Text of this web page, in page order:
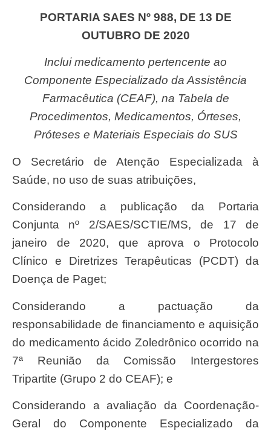
PORTARIA SAES Nº 988, DE 13 DE
OUTUBRO DE 2020
Inclui medicamento pertencente ao
Componente Especializado da Assistência
Farmacêutica (CEAF), na Tabela de
Procedimentos, Medicamentos, Órteses,
Próteses e Materiais Especiais do SUS
O Secretário de Atenção Especializada à
Saúde, no uso de suas atribuições,
Considerando a publicação da Portaria
Conjunta nº 2/SAES/SCTIE/MS, de 17 de
janeiro de 2020, que aprova o Protocolo
Clínico e Diretrizes Terapêuticas (PCDT) da
Doença de Paget;
Considerando a pactuação da
responsabilidade de financiamento e aquisição
do medicamento ácido Zoledrônico ocorrido na
7ª Reunião da Comissão Intergestores
Tripartite (Grupo 2 do CEAF); e
Considerando a avaliação da Coordenação-
Geral do Componente Especializado da